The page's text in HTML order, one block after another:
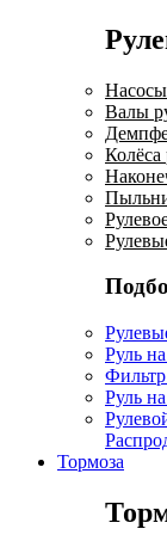
Валы
Колёса
Руль
Руль
Тормоза